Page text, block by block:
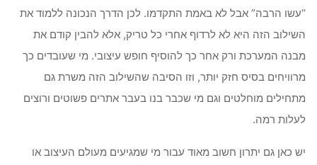
“עשו הרבה” אבל לא באמת התקדמו. לכן הדרך הנכונה ללמוד את
השילוב הזה היא לא לרדוף אחרי כל טריק, אלא להבין קודם את
מבנה המערכת ורק אחר כך להוסיף חופש עיצובי. מי שעובדים כך
מרוויחים בסיס חזק יותר, וזו הסיבה שהשילוב הזה משרת גם
מתחילים מוחלטים וגם מי שכבר בנו בעבר אתרים פשוטים ורוצים
לעלות רמה.
יש כאן גם יתרון חשוב מאוד עבור מי שמגיעים מעולם העיצוב או